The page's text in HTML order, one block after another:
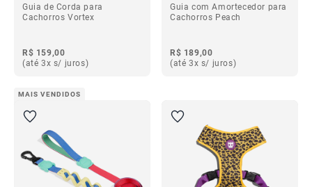
Guia de Corda para
Cachorros Vortex
R$ 159,00
(até 3x s/ juros)
Guia com Amortecedor para
Cachorros Peach
R$ 189,00
(até 3x s/ juros)
MAIS VENDIDOS